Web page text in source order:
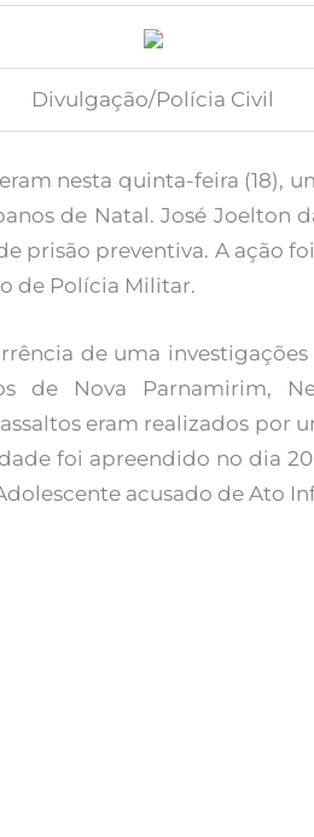
Divulgação/Polícia Civil
nesta quinta-feira (18),
de Natal. José Joelton
prisão preventiva. A ação
de Polícia Militar.
de uma investigações
de Nova Parnamirim,
eram realizados por
foi apreendido no dia
acusado de Ato